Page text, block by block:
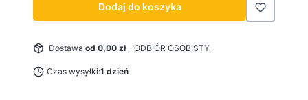
Dodaj do koszyka
Dostawa od 0,00 zł- ODBIÓR OSOBISTY
Czas wysyłki:1 dzień